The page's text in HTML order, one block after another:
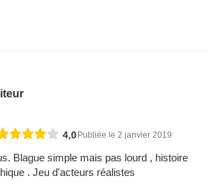
4,0 Publiée le 2 janvier 2019
Blague simple mais pas lourd , histoire
. Jeu d'acteurs réalistes